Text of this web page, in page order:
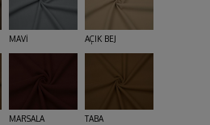
MAVİ AÇIK BEJ
MARSALA TABA